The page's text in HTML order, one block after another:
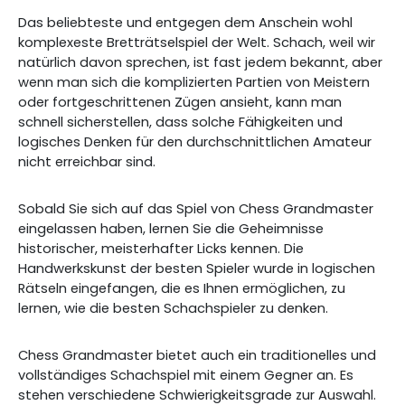
Das beliebteste und entgegen dem Anschein wohl
komplexeste Bretträtselspiel der Welt. Schach, weil wir
natürlich davon sprechen, ist fast jedem bekannt, aber
wenn man sich die komplizierten Partien von Meistern
oder fortgeschrittenen Zügen ansieht, kann man
schnell sicherstellen, dass solche Fähigkeiten und
logisches Denken für den durchschnittlichen Amateur
nicht erreichbar sind.
Sobald Sie sich auf das Spiel von Chess Grandmaster
eingelassen haben, lernen Sie die Geheimnisse
historischer, meisterhafter Licks kennen. Die
Handwerkskunst der besten Spieler wurde in logischen
Rätseln eingefangen, die es Ihnen ermöglichen, zu
lernen, wie die besten Schachspieler zu denken.
Chess Grandmaster bietet auch ein traditionelles und
vollständiges Schachspiel mit einem Gegner an. Es
stehen verschiedene Schwierigkeitsgrade zur Auswahl.